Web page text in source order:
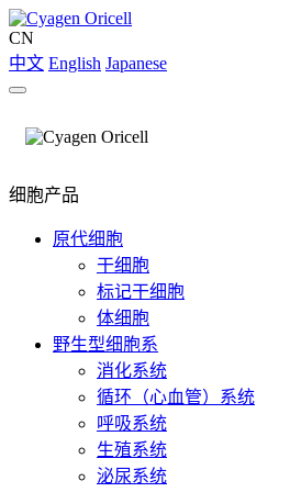
CN
中文 English Japanese
细胞产品
原代细胞
干细胞
标记干细胞
体细胞
野生型细胞系
消化系统
循环（心血管）系统
呼吸系统
生殖系统
泌尿系统